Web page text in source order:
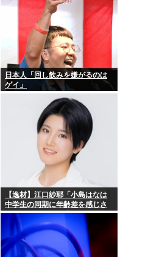
日本人「回し飲みを嫌がるのは
ゲイ」
【逸材】江口紗耶「小島はなは
中学生の同期に年齢差を感じさ
せないように気を遣っている
が、同期2人は気づ